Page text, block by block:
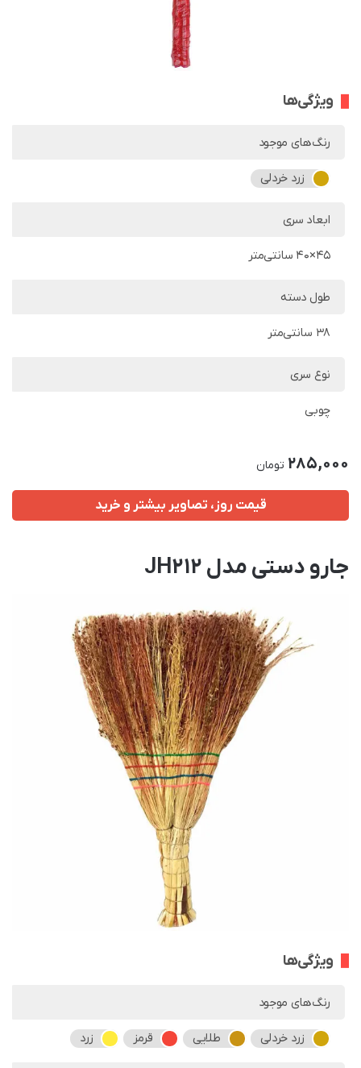
ویژگی‌ها
رنگ‌های موجود
زرد خردلی
ابعاد سری
45×40 سانتی‌متر
طول دسته
38 سانتی‌متر
نوع سری
چوبی
285,000 تومان
قیمت روز، تصاویر بیشتر و خرید
جارو دستی مدل JH212
ویژگی‌ها
رنگ‌های موجود
زرد خردلی طلایی قرمز زرد